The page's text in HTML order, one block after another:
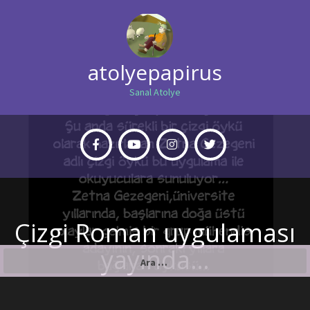
atolyepapirus
Sanal Atolye
Çizgi Roman uygulaması
yayında…